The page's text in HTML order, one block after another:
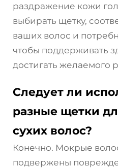
раздражение кожи
выбирать щетку,
ваших волос и
чтобы поддерживать
достигать желаемого
Следует ли
разные щетки
сухих волос?
Конечно. Мокрые
подвержены